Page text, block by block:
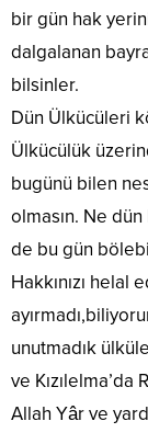
bir gün hak
dalgalanan
bilsinler.
Dün Ülkücüleri
Ülkücülük
bugünü bilen
olmasın. Ne
de bu gün
Hakkınızı helal
unutmadık
ve
Allah Yâr ve